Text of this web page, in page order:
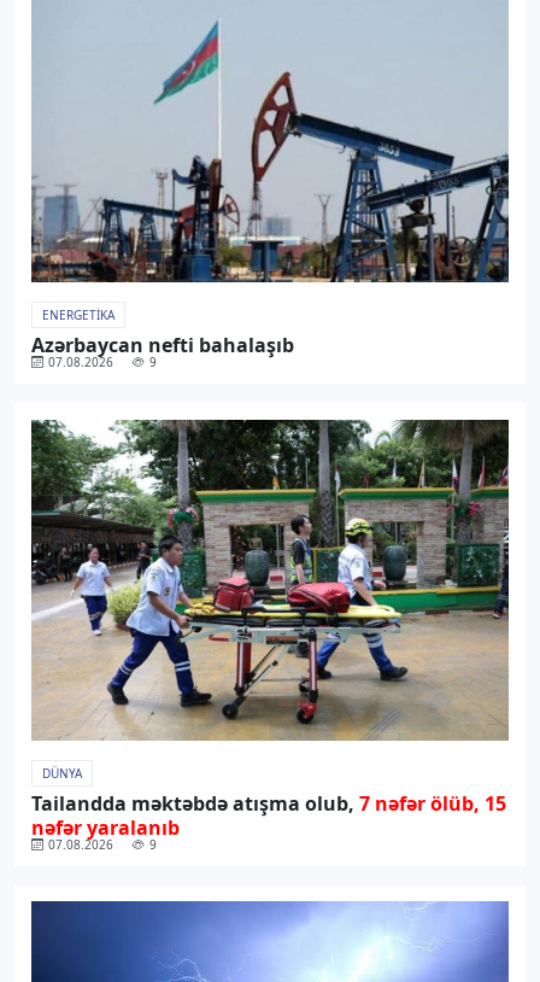
ENERGETIKA
Azərbaycan nefti bahalaşıb
07.08.2026 9
DÜNYA
Tailandda məktəbdə atışma olub, 7 nəfər ölüb, 15
nəfər yaralanıb
07.08.2026 9